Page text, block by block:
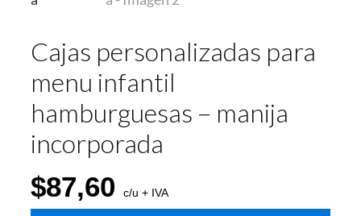
Cajas personalizadas para
menu infantil
hamburguesas – manija
incorporada
$87,60 c/u + IVA